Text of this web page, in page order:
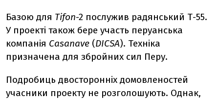
Базою для Tifon-2 послужив радянський Т-55.
У проекті також бере участь перуанська
компанія Casanave (DICSA). Техніка
призначена для збройних сил Перу.
Подробиць двосторонніх домовленостей
учасники проекту не розголошують. Однак,